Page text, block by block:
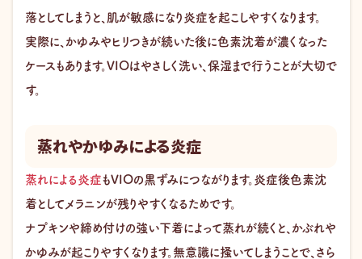
落としてしまうと、肌が敏感になり炎症を起こしやすくなります。
実際に、かゆみやヒリつきが続いた後に色素沈着が濃くなった
ケースもあります。VIOはやさしく洗い、保湿まで行うことが大切で
す。
蒸れやかゆみによる炎症
蒸れによる炎症もVIOの黒ずみにつながります。炎症後色素沈
着としてメラニンが残りやすくなるためです。
ナプキンや締め付けの強い下着によって蒸れが続くと、かぶれや
かゆみが起こりやすくなります。無意識に掻いてしまうことで、さら